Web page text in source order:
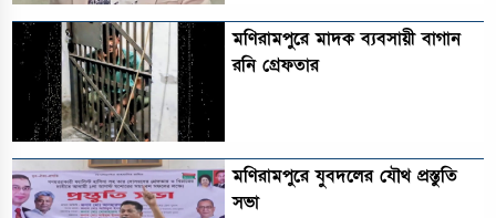
মণিরামপুরে মাদক ব্যবসায়ী বাগান
রনি গ্রেফতার
মণিরামপুরে যুবদলের যৌথ প্রস্তুতি
সভা